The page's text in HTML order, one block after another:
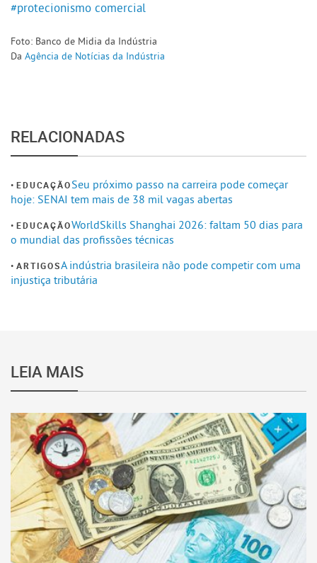
#protecionismo comercial
Foto: Banco de Midia da Indústria
Da Agência de Notícias da Indústria
RELACIONADAS
EDUCAÇÃOSeu próximo passo na carreira pode começar
hoje: SENAI tem mais de 38 mil vagas abertas
EDUCAÇÃOWorldSkills Shanghai 2026: faltam 50 dias para
o mundial das profissões técnicas
ARTIGOSA indústria brasileira não pode competir com uma
injustiça tributária
LEIA MAIS